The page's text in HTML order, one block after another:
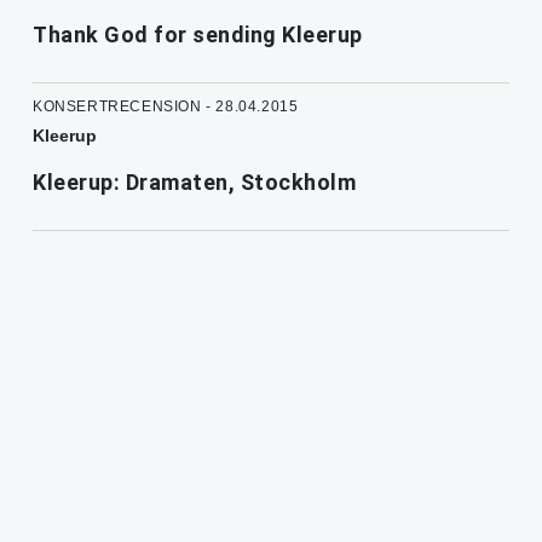
Thank God for sending Kleerup
KONSERTRECENSION - 28.04.2015
Kleerup
Kleerup: Dramaten, Stockholm